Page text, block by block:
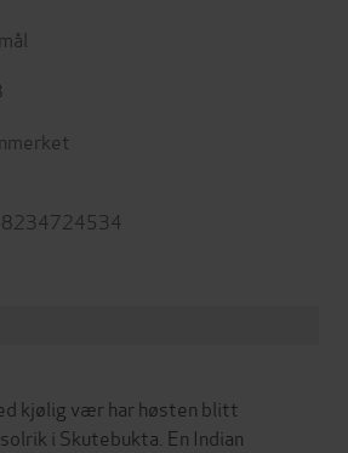
kjølig vær har høsten blitt
i Skutebukta. En Indian